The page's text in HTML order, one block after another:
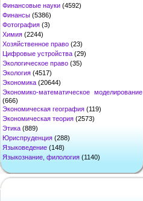
Финансовые науки (4592)
Финансы (5386)
Фотография (3)
Химия (2244)
Хозяйственное право (23)
Цифровые устройства (29)
Экологическое право (35)
Экология (4517)
Экономика (20644)
Экономико-математическое моделирование
(666)
Экономическая география (119)
Экономическая теория (2573)
Этика (889)
Юриспруденция (288)
Языковедение (148)
Языкознание, филология (1140)